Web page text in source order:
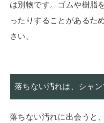
は別物です。ゴムや樹脂
ったりすることがあるた
さい。
落ちない汚れは、シャ
落ちない汚れに出会うと